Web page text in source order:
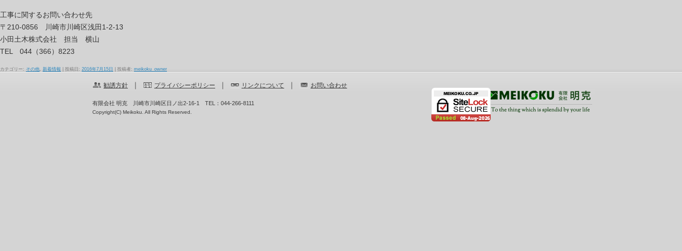
工事に関するお問い合わせ先
〒210-0856 川崎市川崎区浅田1-2-13
小田土木株式会社 担当 横山
TEL 044（366）8223
カテゴリー: その他 新着情報 | 投稿日: 2016年7月15日 投稿者: meikoku_owner
勧誘方針 ｜ プライバシーポリシー ｜ リンクについて ｜ お問い合わせ
有限会社 明克 川崎市川崎区日ノ出2-16-1 TEL：044-266-8111
Copyright(C) Meikoku. All Rights Reserved.